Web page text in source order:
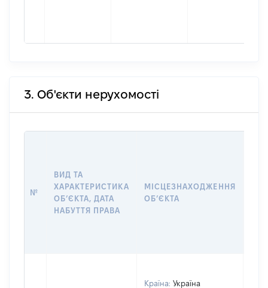
3. Об'єкти нерухомості
№
ВИД ТА
ХАРАКТЕРИСТИКА
ОБʼЄКТА, ДАТА
НАБУТТЯ ПРАВА
МІСЦЕЗНАХОДЖЕННЯ
ОБʼЄКТА
Країна: Україна